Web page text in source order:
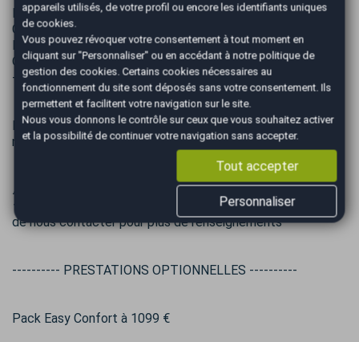
Nous vous accueillons dans nos locaux AutoEasy Noisy Le
Grand
Du Mardi au Samedi SUR RENDEZ VOUS POUR UNE VISITE
OU UN ESSAI.
--------------------------------
Frais de mise à la route 799 € : Frais de préparation, Mise à
niveau de tous les Fluides , Carburant de mise en route 1/4.
⚠️ Aucune réservation ne sera acceptée sans acompte ✍
⚜️ Des erreurs pouvant se glisser dans nos annonces merci
de nous contacter pour plus de renseignements
---------- PRESTATIONS OPTIONNELLES ----------
Pack Easy Confort à 1099 €
appareils utilisés, de votre profil ou encore les identifiants uniques
de cookies.
Vous pouvez révoquer votre consentement à tout moment en
cliquant sur "Personnaliser" ou en accédant à notre politique de
gestion des cookies. Certains cookies nécessaires au
fonctionnement du site sont déposés sans votre consentement. Ils
permettent et facilitent votre navigation sur le site.
Nous vous donnons le contrôle sur ceux que vous souhaitez activer
et la possibilité de continuer votre navigation sans accepter.
Tout accepter
Personnaliser